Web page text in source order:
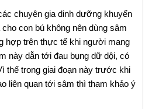
chuyên gia dinh dưỡng khuyến
con bú không nên dùng sâm
hợp trên thực tế khi người mang
này dẫn tới đau bụng dữ dội, có
thế trong giai đoạn này trước khi
liên quan tới sâm thì tham khảo ý